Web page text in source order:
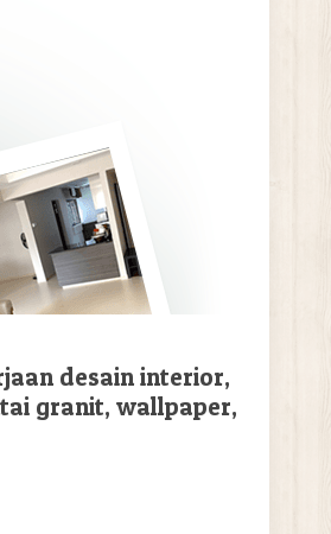
desain interior,
granit, wallpaper,